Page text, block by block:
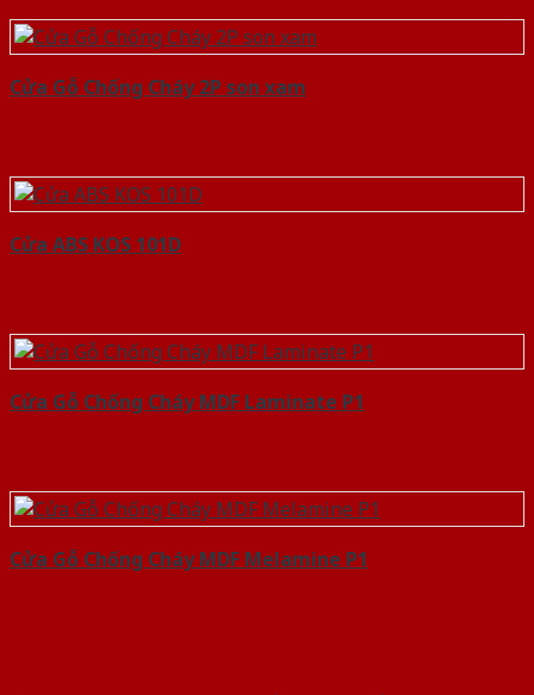
Cửa Gỗ Chống Cháy 2P son xam
Cửa ABS KOS 101D
Cửa Gỗ Chống Cháy MDF Laminate P1
Cửa Gỗ Chống Cháy MDF Melamine P1